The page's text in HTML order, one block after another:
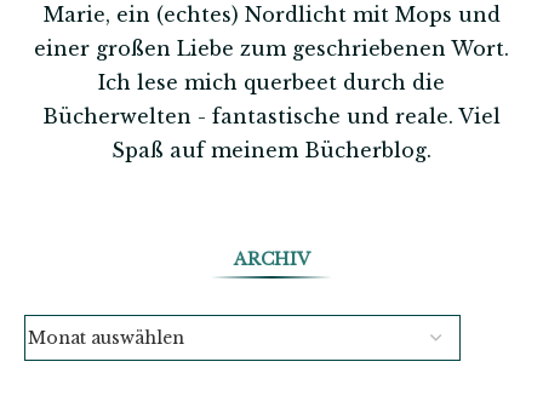
Marie, ein (echtes) Nordlicht mit Mops und
einer großen Liebe zum geschriebenen Wort.
Ich lese mich querbeet durch die
Bücherwelten - fantastische und reale. Viel
Spaß auf meinem Bücherblog.
ARCHIV